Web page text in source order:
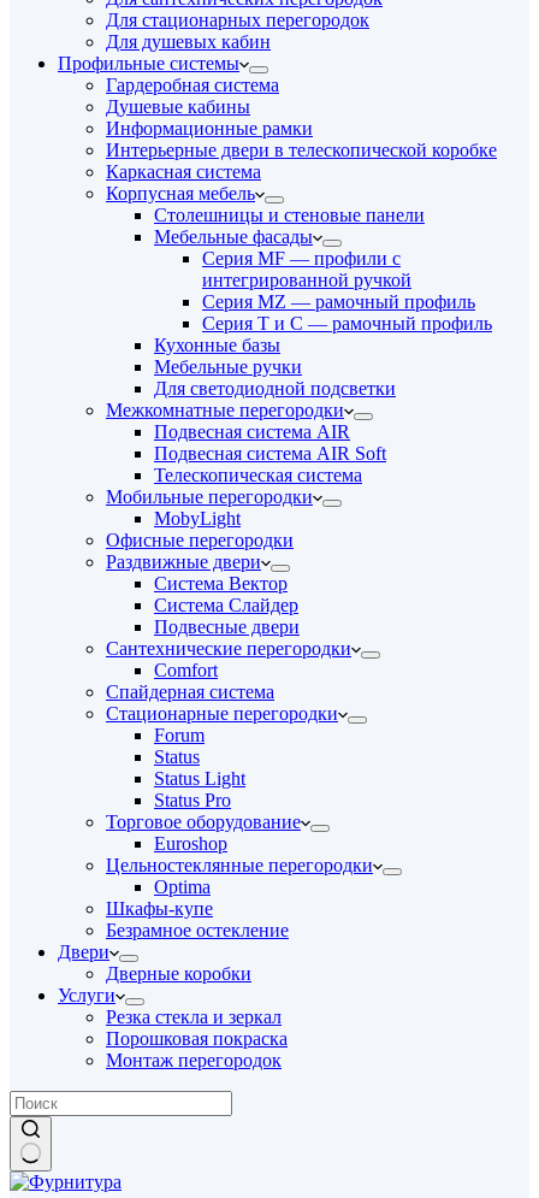
Для стационарных перегородок
Для душевых кабин
Профильные системы
Гардеробная система
Душевые кабины
Информационные рамки
Интерьерные двери в телескопической коробке
Каркасная система
Корпусная мебель
Столешницы и стеновые панели
Мебельные фасады
Серия MF — профили с
интегрированной ручкой
Серия MZ — рамочный профиль
Серия T и C — рамочный профиль
Кухонные базы
Мебельные ручки
Для светодиодной подсветки
Межкомнатные перегородки
Подвесная система AIR
Подвесная система AIR Soft
Телескопическая система
Мобильные перегородки
MobyLight
Офисные перегородки
Раздвижные двери
Система Вектор
Система Слайдер
Подвесные двери
Сантехнические перегородки
Comfort
Спайдерная система
Стационарные перегородки
Forum
Status
Status Light
Status Pro
Торговое оборудование
Euroshop
Цельностеклянные перегородки
Optima
Шкафы-купе
Безрамное остекление
Двери
Дверные коробки
Услуги
Резка стекла и зеркал
Порошковая покраска
Монтаж перегородок
Ничего